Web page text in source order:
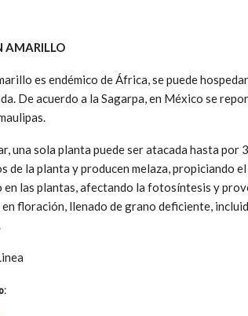
AMARILLO
es endémico de África, se puede
De acuerdo a la Sagarpa, en México se
una sola planta puede ser atacada hasta por
de la planta y producen melaza, propiciando
en las plantas, afectando la fotosíntesis y
floración, llenado de grano deficiente,